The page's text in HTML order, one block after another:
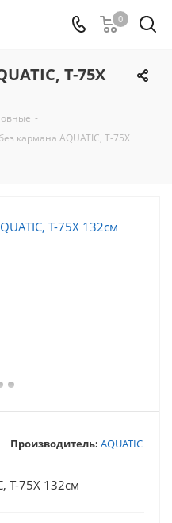
0
Т-75Х
-
кармана AQUATIC, Т-75Х
Производитель: AQUATIC
Т-75Х 132см